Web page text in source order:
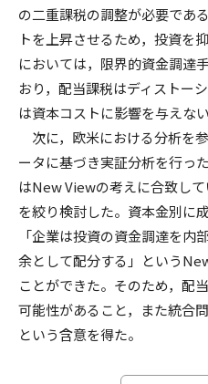
の二重課税の調整が必要であ
トを上昇させるため，投資を
においては，限界的資金調達
おり，配当課税はディストー
は資本コストに影響を与えな
次に，欧米における分析を
ータに基づき実証分析を行っ
はNew Viewの考えに合致し
を絞り検討した。資本金別に
「企業は投資の資金調達を内
余として配分する」という
ことができた。そのため，配
可能性があること，また統合
という含意を得た。